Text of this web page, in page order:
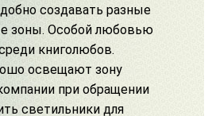
создавать разные
зоны. Особой любовью
книголюбов.
освещают зону
при обращении
светильники для